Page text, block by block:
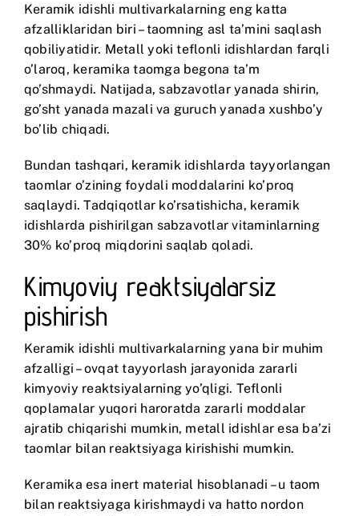
Keramik idishli multivarkalarning eng katta
afzalliklaridan biri – taomning asl ta’mini saqlash
qobiliyatidir. Metall yoki teflonli idishlardan farqli
o’laroq, keramika taomga begona ta’m
qo’shmaydi. Natijada, sabzavotlar yanada shirin,
go’sht yanada mazali va guruch yanada xushbo’y
bo’lib chiqadi.
Bundan tashqari, keramik idishlarda tayyorlangan
taomlar o’zining foydali moddalarini ko’proq
saqlaydi. Tadqiqotlar ko’rsatishicha, keramik
idishlarda pishirilgan sabzavotlar vitaminlarning
30% ko’proq miqdorini saqlab qoladi.
Kimyoviy reaktsiyalarsiz
pishirish
Keramik idishli multivarkalarning yana bir muhim
afzalligi – ovqat tayyorlash jarayonida zararli
kimyoviy reaktsiyalarning yo’qligi. Teflonli
qoplamalar yuqori haroratda zararli moddalar
ajratib chiqarishi mumkin, metall idishlar esa ba’zi
taomlar bilan reaktsiyaga kirishishi mumkin.
Keramika esa inert material hisoblanadi – u taom
bilan reaktsiyaga kirishmaydi va hatto nordon